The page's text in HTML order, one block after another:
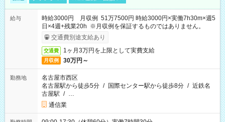
給与
時給3000円 月収例 51万7500円 時給3000円×実働7h30m×週5
日×4週+残業20h ※月収例を保証するものではありません。
交通費別途支給あり
交通費 1ヶ月3万円を上限として実費支給
月収例 30万円～
勤務地
名古屋市西区
名古屋駅から徒歩5分 / 国際センター駅から徒歩8分 / 近鉄名
古屋駅 / …
通信業